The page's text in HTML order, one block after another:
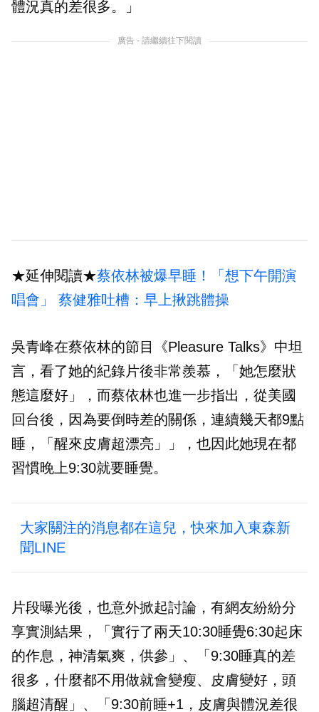
體況真的差很多。」
廣告 - 請繼續往下閱讀
★延伸閱讀★蔡依林被爆早睡！「想下午開演
唱會」 蔡健雅吐槽：早上揪跳體操
吳青峰在蔡依林的節目《Pleasure Talks》中坦
言，看了她的紀錄片後非常羨慕，「她怎麼狀
態這麼好」，而蔡依林也進一步指出，從美國
回台後，因為要倒時差的關係，連續幾天都9點
睡，「醒來皮膚超漂亮」」，也因此她現在都
習慣晚上9:30就要睡覺。
大家關注的消息都在這兒，快來加入東森新
聞LINE
片段曝光後，也意外掀起討論，有網友紛紛分
享實測結果，「實行了兩天10:30睡覺6:30起床
的作息，神清氣爽，供參」、「9:30睡真的差
很多，什麼都不用做就會變瘦、皮膚變好，頭
腦超清醒」、「9:30前睡+1，皮膚與體況差很